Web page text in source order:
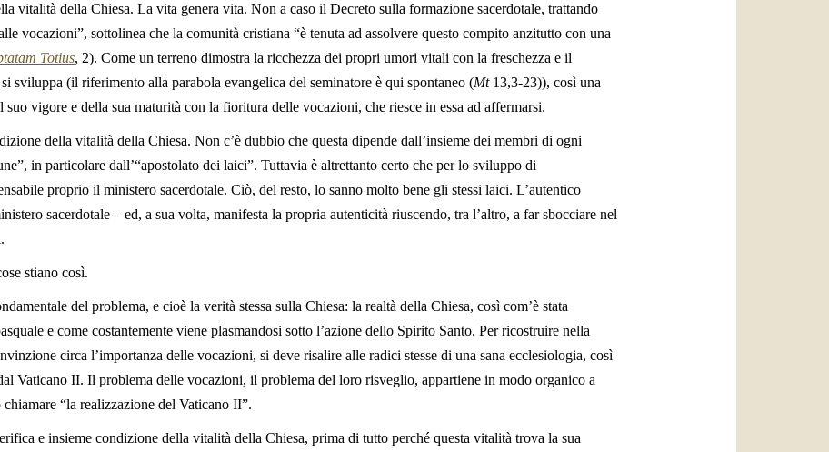
vitalità della Chiesa. La vita genera vita. Non a caso il Decreto sulla formazione sacerdotale, trattando
vocazioni”, sottolinea che la comunità cristiana “è tenuta ad assolvere questo compito anzitutto con una
Totius, 2). Come un terreno dimostra la ricchezza dei propri umori vitali con la freschezza e il
sviluppa (il riferimento alla parabola evangelica del seminatore è qui spontaneo (Mt13,3-23)), così una
suo vigore e della sua maturità con la fioritura delle vocazioni, che riesce in essa ad affermarsi.
della vitalità della Chiesa. Non c’è dubbio che questa dipende dall’insieme dei membri di ogni
in particolare dall’“apostolato dei laici”. Tuttavia è altrettanto certo che per lo sviluppo di
proprio il ministero sacerdotale. Ciò, del resto, lo sanno molto bene gli stessi laici. L’autentico
sacerdotale – ed, a sua volta, manifesta la propria autenticità riuscendo, tra l’altro, a far sbocciare nel
stiano così.
del problema, e cioè la verità stessa sulla Chiesa: la realtà della Chiesa, così com’è stata
e come costantemente viene plasmandosi sotto l’azione dello Spirito Santo. Per ricostruire nella
circa l’importanza delle vocazioni, si deve risalire alle radici stesse di una sana ecclesiologia, così
Vaticano II. Il problema delle vocazioni, il problema del loro risveglio, appartiene in modo organico a
“la realizzazione del Vaticano II”.
e insieme condizione della vitalità della Chiesa, prima di tutto perché questa vitalità trova la sua